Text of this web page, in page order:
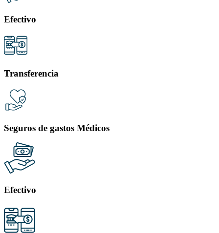
Efectivo
Transferencia
Seguros de gastos Médicos
Efectivo